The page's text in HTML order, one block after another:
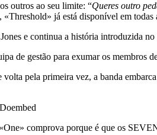
outros ao seu limite: “Queres outro
«Threshold» já está disponível em
e continua a história introduzida
de gestão para exumar os
pela primeira vez, a banda
comprova porque é que os